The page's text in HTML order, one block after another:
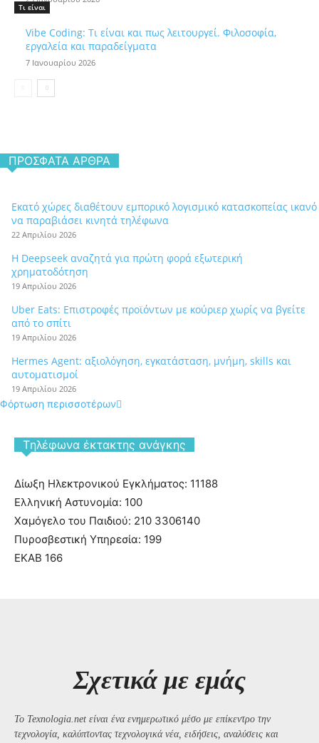
Τι είναι
Vibe Coding: Τι είναι και πως λειτουργεί. Φιλοσοφία,
εργαλεία και παραδείγματα
7 Ιανουαρίου 2026
ΠΡΌΣΦΑΤΑ ΆΡΘΡΑ
Εκατό χώρες διαθέτουν εμπορικό λογισμικό κατασκοπείας ικανό
να παραβιάσει κινητά τηλέφωνα
22 Απριλίου 2026
Η Deepseek αναζητά για πρώτη φορά εξωτερική
χρηματοδότηση
19 Απριλίου 2026
Uber Eats: Επιστροφές προϊόντων με κούριερ χωρίς να βγείτε
από το σπίτι
19 Απριλίου 2026
Hermes Agent: αξιολόγηση, εγκατάσταση, μνήμη, skills και
αυτοματισμοί
19 Απριλίου 2026
Φόρτωση περισσοτέρων
Tηλέφωνα έκτακτης ανάγκης
Δίωξη Ηλεκτρονικού Εγκλήματος: 11188
Ελληνική Αστυνομία: 100
Χαμόγελο του Παιδιού: 210 3306140
Πυροσβεστική Υπηρεσία: 199
ΕΚΑΒ 166
Σχετικά με εμάς
Το Texnologia.net είναι ένα ενημερωτικό μέσο με επίκεντρο την
τεχνολογία, καλύπτοντας τεχνολογικά νέα, ειδήσεις, αναλύσεις και